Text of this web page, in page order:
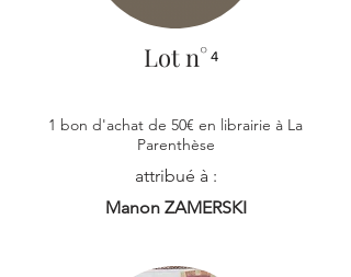
Lot n° 4
1 bon d'achat de 50€ en librairie à La
Parenthèse
attribué à :
Manon ZAMERSKI